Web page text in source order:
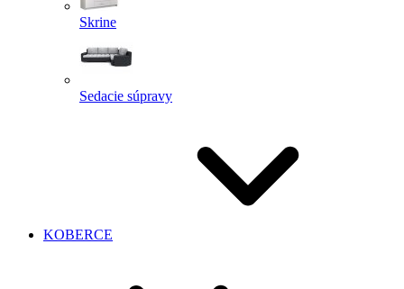
Skrine
Sedacie súpravy
KOBERCE